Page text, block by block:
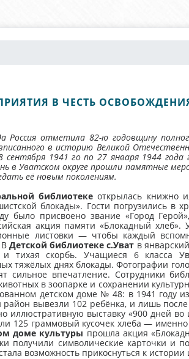
В ЧЕСТЬ
Россия отметила 82-ю годовщину
в историю Великой
сентября 1941 го по 27 января 1944
в Уватском округе прошли памятные
её новым поколениям.
библиотекеоткрылась книжно
блокады». Гости погрузились в
было присвоено звание «Город
акция памяти «Блокадный
листовки — чтобы каждый
Детской библиотеке с.Уват в
и тихая скорбь. Учащиеся 6 класса
тяжёлых днях блокады. Фотографии
сильное впечатление. Сотрудники
в зоопарке и сохранении
детском доме № 48: в 1941 году
район вывезли 102 ребёнка, и лишь
иллюстративную выставку «900 дней
125 граммовый кусочек хлеба —
доме культуры прошла акция
получили символические карточки и
возможность прикоснуться к истории